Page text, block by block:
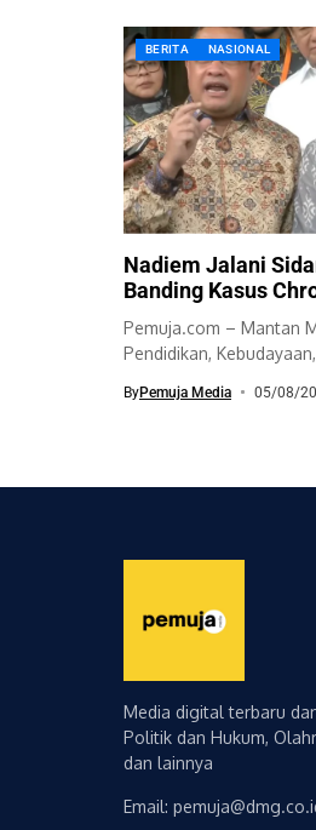
BERITA NASIONAL
Nadiem Jalani
Banding Kasus
Pemuja.com – Mantan
Pendidikan,
Makarim,...
ByPemuja Media 05/08/
Media digital terbaru
Politik dan Hukum,
dan lainnya
Email: